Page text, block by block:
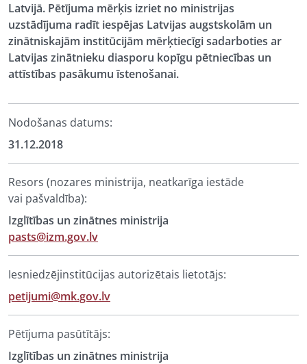
Latvijā. Pētījuma mērķis izriet no ministrijas
uzstādījuma radīt iespējas Latvijas augstskolām un
zinātniskajām institūcijām mērķtiecīgi sadarboties ar
Latvijas zinātnieku diasporu kopīgu pētniecības un
attīstības pasākumu īstenošanai.
Nodošanas datums:
31.12.2018
Resors (nozares ministrija, neatkarīga iestāde
vai pašvaldība):
Izglītības un zinātnes ministrija
pasts@izm.gov.lv
Iesniedzējinstitūcijas autorizētais lietotājs:
petijumi@mk.gov.lv
Pētījuma pasūtītājs:
Izglītības un zinātnes ministrija